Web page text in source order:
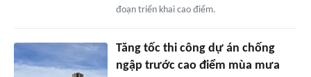
đoạn triển khai cao điểm.
Tăng tốc thi công dự án chống
ngập trước cao điểm mùa mưa